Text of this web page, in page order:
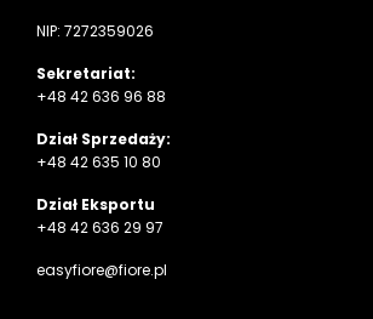
NIP: 7272359026
Sekretariat:
+48 42 636 96 88
Dział Sprzedaży:
+48 42 635 10 80
Dział Eksportu
+48 42 636 29 97
easyfiore@fiore.pl